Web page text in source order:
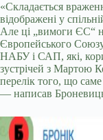
«Складається
відображені у
Але ці „вимоги ЄС“
Європейського
НАБУ і САП, які,
зустрічей з Мартою
перелік того, що
— написав